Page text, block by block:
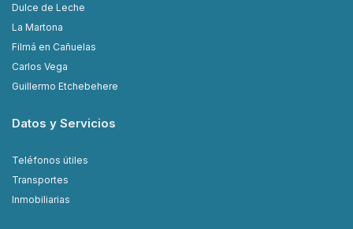
Dulce de Leche
La Martona
Filmá en Cañuelas
Carlos Vega
Guillermo Etchebehere
Datos y Servicios
Teléfonos útiles
Transportes
Inmobiliarias